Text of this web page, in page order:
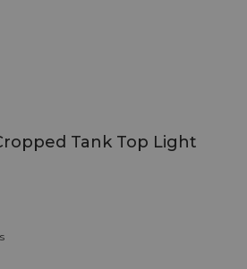
Tank Top Light